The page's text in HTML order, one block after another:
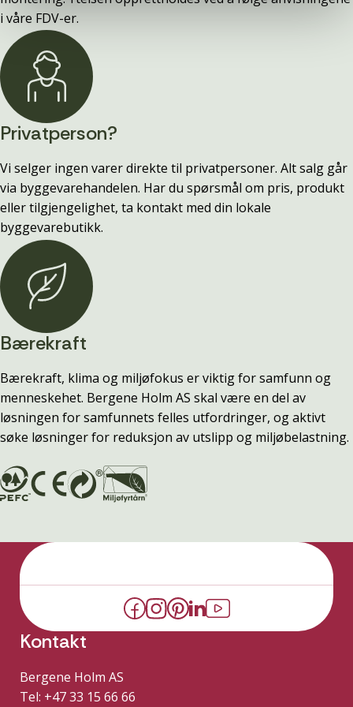
i våre FDV-er.
Privatperson?
Vi selger ingen varer direkte til privatpersoner. Alt salg går
via byggevarehandelen. Har du spørsmål om pris, produkt
eller tilgjengelighet, ta kontakt med din lokale
byggevarebutikk.
Bærekraft
Bærekraft, klima og miljøfokus er viktig for samfunn og
menneskehet. Bergene Holm AS skal være en del av
løsningen for samfunnets felles utfordringer, og aktivt
søke løsninger for reduksjon av utslipp og miljøbelastning.
Kontakt
Bergene Holm AS
Tel: +47 33 15 66 66